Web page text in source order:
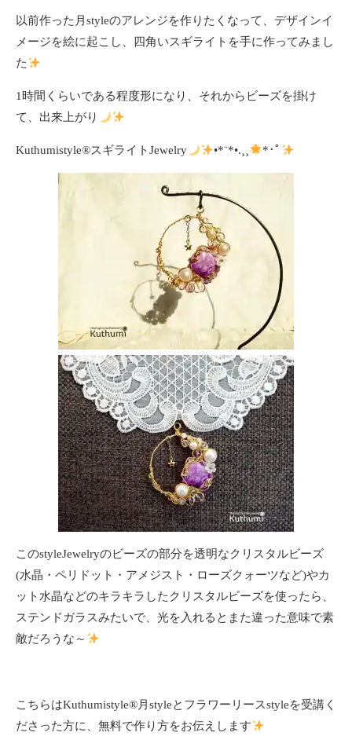
以前作った月styleのアレンジを作りたくなって、デザインイ
メージを絵に起こし、四角いスギライトを手に作ってみまし
た
1時間くらいである程度形になり、それからビーズを掛け
て、出来上がり
Kuthumistyle®️スギライトJewelry •*¨*•.¸¸ *･ﾟ
このstyleJewelryのビーズの部分を透明なクリスタルビーズ
(水晶・ペリドット・アメジスト・ローズクォーツなど)やカ
ット水晶などのキラキラしたクリスタルビーズを使ったら、
ステンドガラスみたいで、光を入れるとまた違った意味で素
敵だろうな～
こちらはKuthumistyle®️月styleとフラワーリースstyleを受講く
ださった方に、無料で作り方をお伝えします